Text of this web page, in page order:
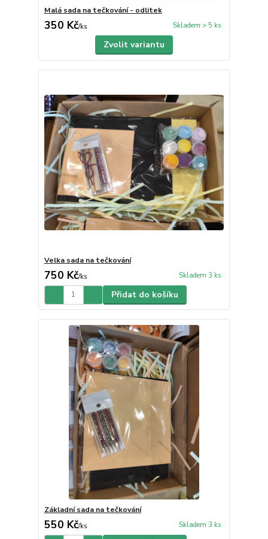
Malá sada na tečkování - odlitek
350 Kč/ks Skladem > 5 ks
Zvolit variantu
Velka sada na tečkování
750 Kč/ks Skladem 3 ks
Přidat do košíku
Základní sada na tečkování
550 Kč/ks Skladem 3 ks